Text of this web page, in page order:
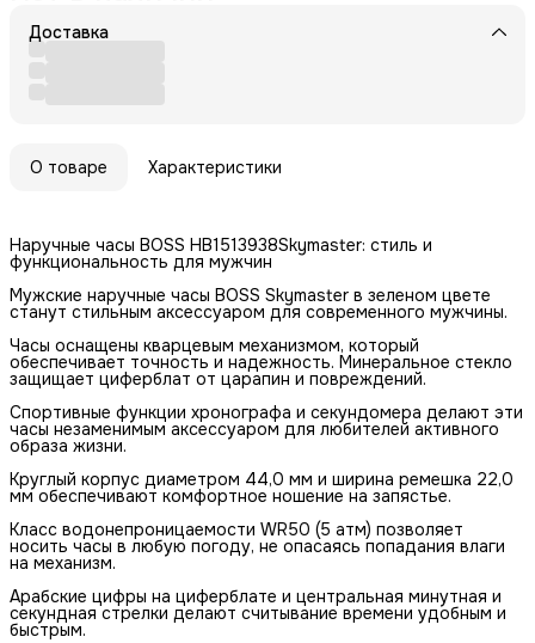
Доставка
О товаре Характеристики
Наручные часы BOSS HB1513938Skymaster: стиль и
функциональность для мужчин
Мужские наручные часы BOSS Skymaster в зеленом цвете
станут стильным аксессуаром для современного мужчины.
Часы оснащены кварцевым механизмом, который
обеспечивает точность и надежность. Минеральное стекло
защищает циферблат от царапин и повреждений.
Спортивные функции хронографа и секундомера делают эти
часы незаменимым аксессуаром для любителей активного
образа жизни.
Круглый корпус диаметром 44,0 мм и ширина ремешка 22,0
мм обеспечивают комфортное ношение на запястье.
Класс водонепроницаемости WR50 (5 атм) позволяет
носить часы в любую погоду, не опасаясь попадания влаги
на механизм.
Арабские цифры на циферблате и центральная минутная и
секундная стрелки делают считывание времени удобным и
быстрым.